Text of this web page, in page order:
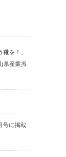
を！」
県産業振
号に掲載